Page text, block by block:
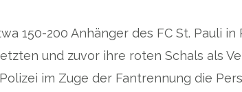
150-200 Anhänger des FC St. Pauli
und zuvor ihre roten Schals als
im Zuge der Fantrennung die